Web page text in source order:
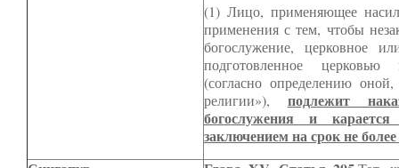
(1) Лицо, применяющее
применения с тем, чтобы
богослужение, церковное
подготовленное
(согласно определению
религии»), подлежит
богослужения и
заключением на срок не